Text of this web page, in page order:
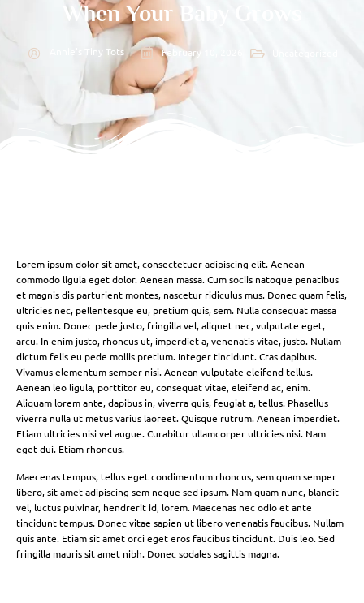
When Your Baby Grows
Annie's Tiny Tots February 10, 2026
Lorem ipsum dolor sit amet, consectetuer adipiscing elit. Aenean
commodo ligula eget dolor. Aenean massa. Cum sociis natoque penatibus
et magnis dis parturient montes, nascetur ridiculus mus. Donec quam felis,
ultricies nec, pellentesque eu, pretium quis, sem. Nulla consequat massa
quis enim. Donec pede justo, fringilla vel, aliquet nec, vulputate eget,
arcu. In enim justo, rhoncus ut, imperdiet a, venenatis vitae, justo. Nullam
dictum felis eu pede mollis pretium. Integer tincidunt. Cras dapibus.
Vivamus elementum semper nisi. Aenean vulputate eleifend tellus.
Aenean leo ligula, porttitor eu, consequat vitae, eleifend ac, enim.
Aliquam lorem ante, dapibus in, viverra quis, feugiat a, tellus. Phasellus
viverra nulla ut metus varius laoreet. Quisque rutrum. Aenean imperdiet.
Etiam ultricies nisi vel augue. Curabitur ullamcorper ultricies nisi. Nam
eget dui. Etiam rhoncus.
Maecenas tempus, tellus eget condimentum rhoncus, sem quam semper
libero, sit amet adipiscing sem neque sed ipsum. Nam quam nunc, blandit
vel, luctus pulvinar, hendrerit id, lorem. Maecenas nec odio et ante
tincidunt tempus. Donec vitae sapien ut libero venenatis faucibus. Nullam
quis ante. Etiam sit amet orci eget eros faucibus tincidunt. Duis leo. Sed
fringilla mauris sit amet nibh. Donec sodales sagittis magna.